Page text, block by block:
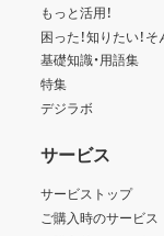
もっと活用！
困った！知りたい！
基礎知識・用語集
特集
デジラボ
サービス
サービストップ
ご購入時のサービス